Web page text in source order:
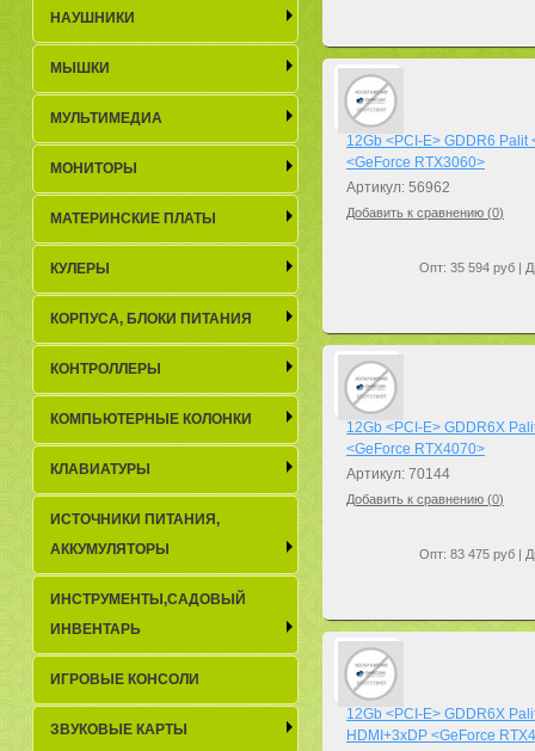
12Gb <PCI-E> GDDR6
<GeForce RTX3060>
Артикул: 56962
Добавить к сравнению (0)
Опт: 35 594 руб |
12Gb <PCI-E> GDDR6X
<GeForce RTX4070>
Артикул: 70144
Добавить к сравнению (0)
Опт: 83 475 руб |
12Gb <PCI-E> GDDR6X
HDMI+3xDP <GeForce
НАУШНИКИ
МЫШКИ
МУЛЬТИМЕДИА
МОНИТОРЫ
МАТЕРИНСКИЕ ПЛАТЫ
КУЛЕРЫ
КОРПУСА, БЛОКИ ПИТАНИЯ
КОНТРОЛЛЕРЫ
КОМПЬЮТЕРНЫЕ КОЛОНКИ
КЛАВИАТУРЫ
ИСТОЧНИКИ ПИТАНИЯ,
АККУМУЛЯТОРЫ
ИНСТРУМЕНТЫ,САДОВЫЙ
ИНВЕНТАРЬ
ИГРОВЫЕ КОНСОЛИ
ЗВУКОВЫЕ КАРТЫ